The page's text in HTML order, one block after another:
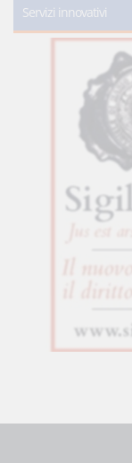
Servizi innovativi